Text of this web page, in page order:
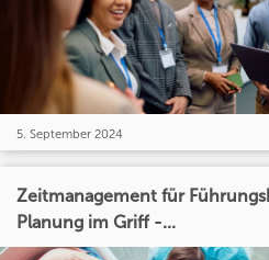
5. September 2024
Zeitmanagement für
Planung im Griff -...